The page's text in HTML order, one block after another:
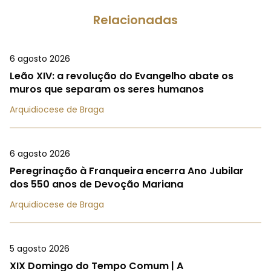
Relacionadas
6 agosto 2026
Leão XIV: a revolução do Evangelho abate os
muros que separam os seres humanos
Arquidiocese de Braga
6 agosto 2026
Peregrinação à Franqueira encerra Ano Jubilar
dos 550 anos de Devoção Mariana
Arquidiocese de Braga
5 agosto 2026
XIX Domingo do Tempo Comum | A